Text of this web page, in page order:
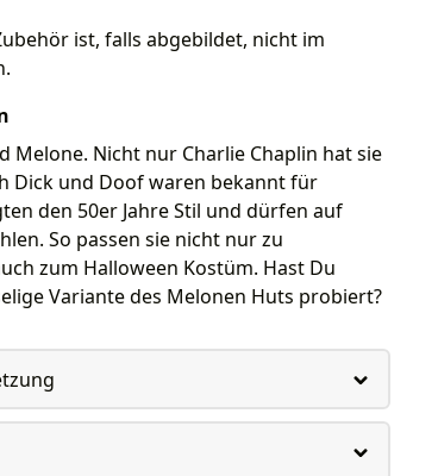
ist, falls abgebildet, nicht im
Melone. Nicht nur Charlie Chaplin hat sie
Dick und Doof waren bekannt für
den 50er Jahre Stil und dürfen auf
So passen sie nicht nur zu
zum Halloween Kostüm. Hast Du
Variante des Melonen Huts probiert?